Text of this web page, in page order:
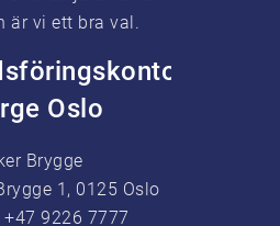
är vi ett bra val.
Oslo
Brygge
1, 0125 Oslo
+47 9226 7777